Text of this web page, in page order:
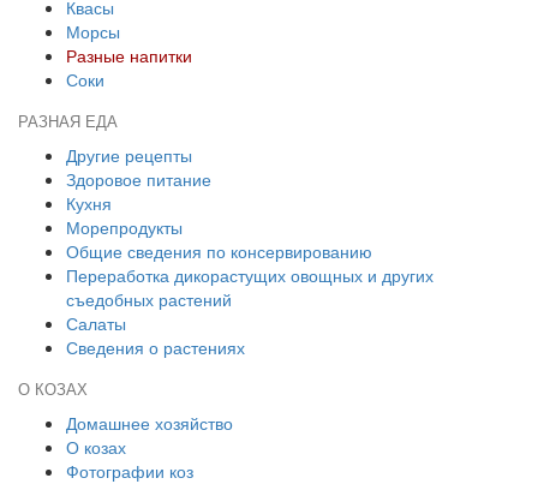
Квасы
Морсы
Разные напитки
Соки
РАЗНАЯ ЕДА
Другие рецепты
Здоровое питание
Кухня
Морепродукты
Общие сведения по консервированию
Переработка дикорастущих овощных и других
съедобных растений
Салаты
Сведения о растениях
О КОЗАХ
Домашнее хозяйство
О козах
Фотографии коз